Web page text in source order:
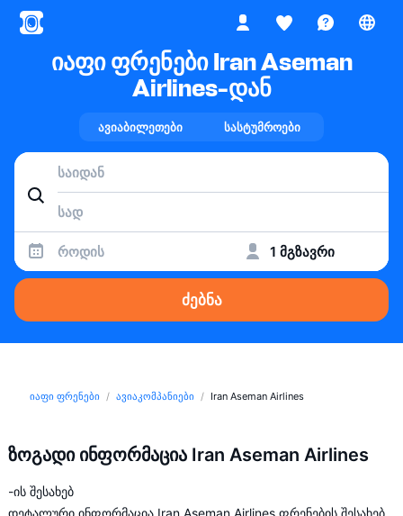
იაფი ფრენები Iran Aseman
Airlines-დან
ავიაბილეთები სასტუმროები
როდის 1 მგზავრი
ძებნა
იაფი ფრენები ავიაკომპანიები Iran Aseman Airlines
ზოგადი ინფორმაცია Iran Aseman Airlines
-ის შესახებ
დეტალური ინფორმაცია Iran Aseman Airlines ფრენების შესახებ